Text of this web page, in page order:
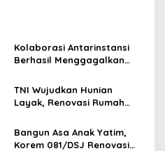
Kolaborasi Antarinstansi
Berhasil Menggagalkan
3,4 Ton Merkuri Cair
TNI Wujudkan Hunian
Layak, Renovasi Rumah
Bangun Asa Anak Yatim,
Korem 081/DSJ Renovasi